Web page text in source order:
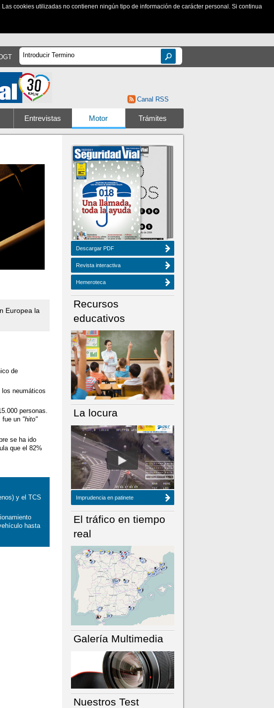
cookies utilizadas no contienen ningún tipo de información de carácter personal. Si continua
Canal RSS
Entrevistas Motor Trámites
Europea la
de
neumáticos
personas.
fue un "hito"
se ha ido
que el 82%
y el TCS
hasta
NÚMERO ACTUAL HEMEROTECA
Descargar PDF
Revista interactiva
Hemeroteca
Recursos
educativos
La locura
Imprudencia en patinete
El tráfico en tiempo
real
Galería Multimedia
Nuestros Test